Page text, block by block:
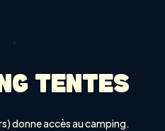
TENTES
donne accès au camping.